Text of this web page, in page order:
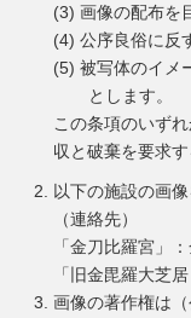
画像の配布を
公序良俗に反
被写体のイメ
とします。
この条項のいず
収と破棄を要求す
以下の施設の画
（連絡先）
「金刀比羅宮」
「旧金毘羅大芝
画像の著作権は